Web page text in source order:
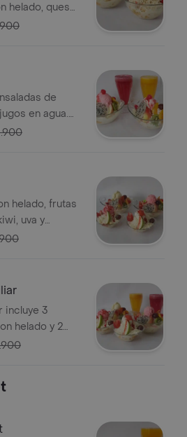
helado, queso
y
de
en agua.
fresa,
helado, frutas
uva y
de queso
incluye 3
helado y 2
frutas